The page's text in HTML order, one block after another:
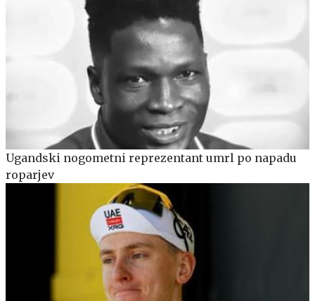
Ugandski nogometni reprezentant umrl po napadu
roparjev